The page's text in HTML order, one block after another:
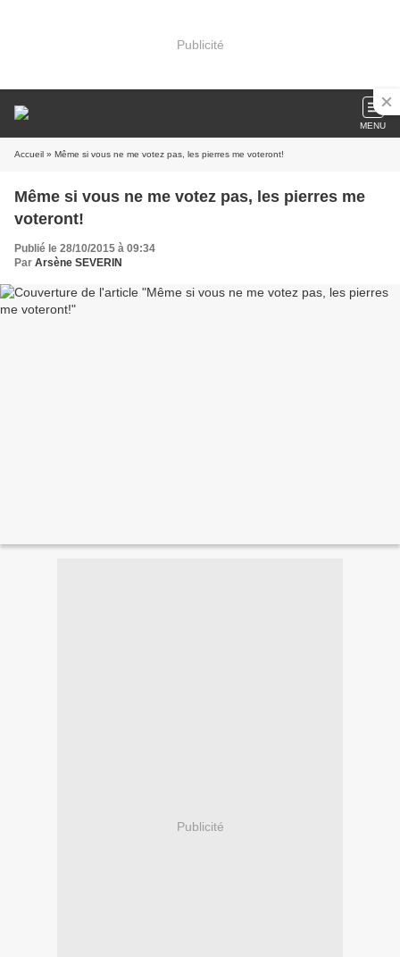
Publicité
MENU
Accueil » Même si vous ne me votez pas, les pierres me voteront!
Même si vous ne me votez pas, les pierres me
voteront!
Publié le 28/10/2015 à 09:34
Par Arsène SEVERIN
Publicité